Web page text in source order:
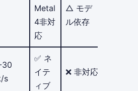
Metal
4非対
応
△ モデ
ル依存
s
✅ ネ
イテ
ィブ
❌ 非対応